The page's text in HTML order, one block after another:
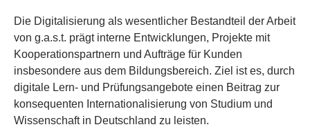
Die Digitalisierung als wesentlicher Bestandteil der Arbeit
von g.a.s.t. prägt interne Entwicklungen, Projekte mit
Kooperationspartnern und Aufträge für Kunden
insbesondere aus dem Bildungsbereich. Ziel ist es, durch
digitale Lern- und Prüfungsangebote einen Beitrag zur
konsequenten Internationalisierung von Studium und
Wissenschaft in Deutschland zu leisten.